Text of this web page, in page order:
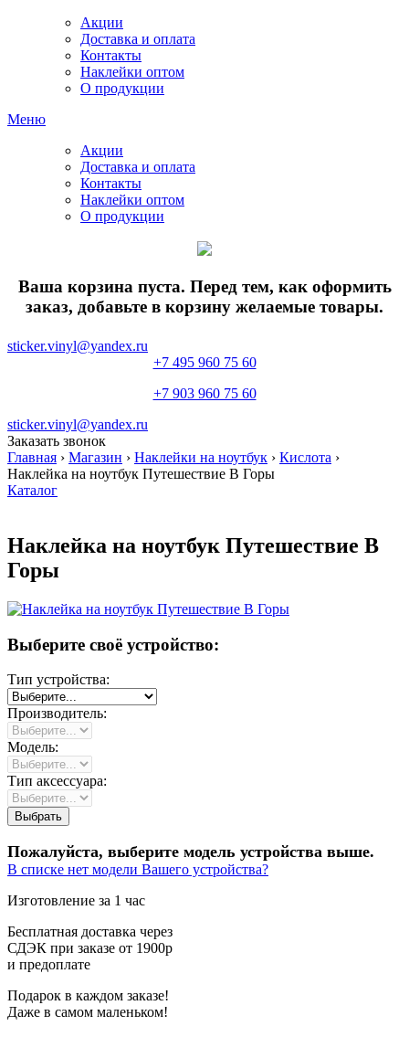
Акции
Доставка и оплата
Контакты
Наклейки оптом
О продукции
Меню
Акции
Доставка и оплата
Контакты
Наклейки оптом
О продукции
Ваша корзина пуста. Перед тем, как оформить
заказ, добавьте в корзину желаемые товары.
sticker.vinyl@yandex.ru
+7 495 960 75 60
+7 903 960 75 60
sticker.vinyl@yandex.ru
Заказать звонок
Главная › Магазин › Наклейки на ноутбук › Кислота ›
Наклейка на ноутбук Путешествие В Горы
Каталог
Наклейка на ноутбук Путешествие В
Горы
Выберите своё устройство:
Тип устройства:
Производитель:
Модель:
Тип аксессуара:
Пожалуйста, выберите модель устройства выше.
В списке нет модели Вашего устройства?
Изготовление за 1 час
Бесплатная доставка через
СДЭК при заказе от 1900р
и предоплате
Подарок в каждом заказе!
Даже в самом маленьком!